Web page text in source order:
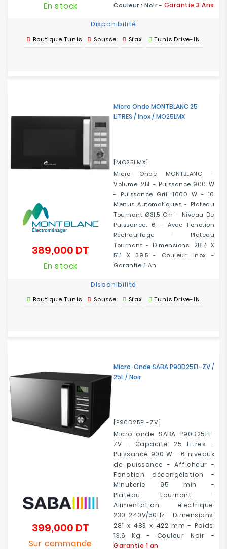
Couleur : Noir - Garantie 3 Ans
En stock
Disponibilité
Boutique Tunis Sousse Sfax Tunis Drive-IN
Micro Onde MONTBLANC 25
LITRES / Inox / MO25LMX
[MO25LMX]
Micro Onde MONTBLANC -
Volume: 25L - Puissance 900 W
- Puissance Grill 1000 W - 10
Menus Automatiques - Plateau
Tournant Ø31.5 Cm - Niveau De
Puissance: 6 - Avec Fonction
Réchauffage - Plateau
Tournant - Dimensions: 28.4 X
51.1 X 39.5 - Couleur: Inox -
Garantie: 1 An
389,000 DT
En stock
Disponibilité
Boutique Tunis Sousse Sfax Tunis Drive-IN
Micro-Onde SABA P90D25EL-ZV /
25L / Noir
[P90D25EL-ZV]
Micro-onde SABA P90D25EL-
ZV - Capacité: 25 Litres -
Puissance 900 W - 6 niveaux
de puissance - Afficheur -
Fonction décongélation -
Minuterie 95 min -
Plateau tournant -
Alimentation électrique:
230-240V/50Hz - Dimensions:
281 x 483 x 422 mm - Poids:
13.6 Kg - Couleur Noir -
Garantie 1 an
399,000 DT
Sur commande